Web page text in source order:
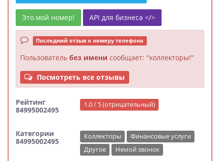
Это мой номер! API для бизнеса </>
Последний отзыв к номеру телефона
Пользователь без имени сообщает: "коллекторы!"
Посмотреть все отзывы
Рейтинг
84995002495
1.0 / 5 (отрицательный)
Категории
84995002495
Коллекторы
Финансовые услуги
Другое
Немой звонок